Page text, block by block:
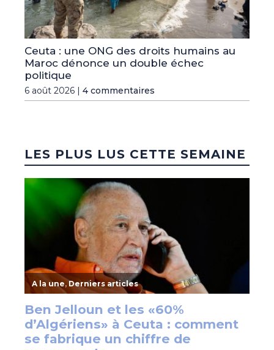
Ceuta : une ONG des droits humains au
Maroc dénonce un double échec
politique
6 août 2026 | 4 commentaires
LES PLUS LUS CETTE SEMAINE